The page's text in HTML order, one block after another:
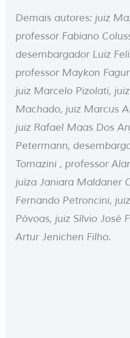
Demais autores: juiz
professor Fabiano
desembargador Luiz
professor Maykon
juiz Marcelo Pizolati, juiz
Machado, juiz Marcus
juiz Rafael Maas Dos
Petermann, d
Tomazini , professor
juíza Janiara Maldaner
Fernando Petroncini, juiz
Póvoas, juiz Sílvio José
Artur Jenichen Filho.